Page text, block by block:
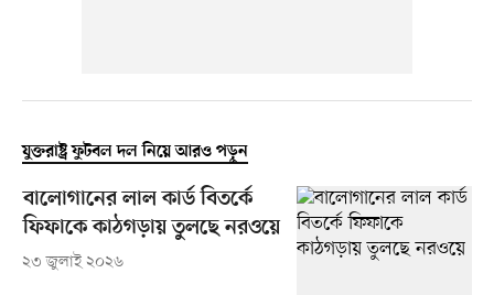
যুক্তরাষ্ট্র ফুটবল দল নিয়ে আরও পড়ুন
বালোগানের লাল কার্ড বিতর্কে
ফিফাকে কাঠগড়ায় তুলছে নরওয়ে
২৩ জুলাই ২০২৬